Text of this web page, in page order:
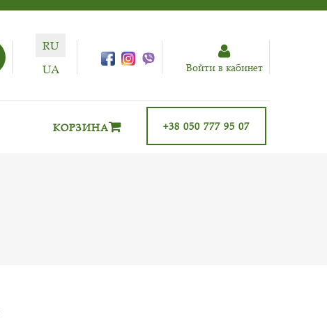
RU
UA
Войти в кабинет
+38 050 777 95 07
КОРЗИНА